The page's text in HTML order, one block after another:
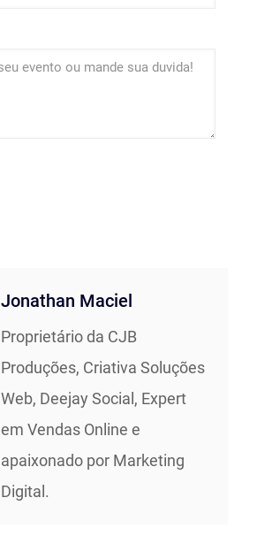
Jonathan Maciel
Proprietário da CJB
Produções, Criativa Soluções
Web, Deejay Social, Expert
em Vendas Online e
apaixonado por Marketing
Digital.